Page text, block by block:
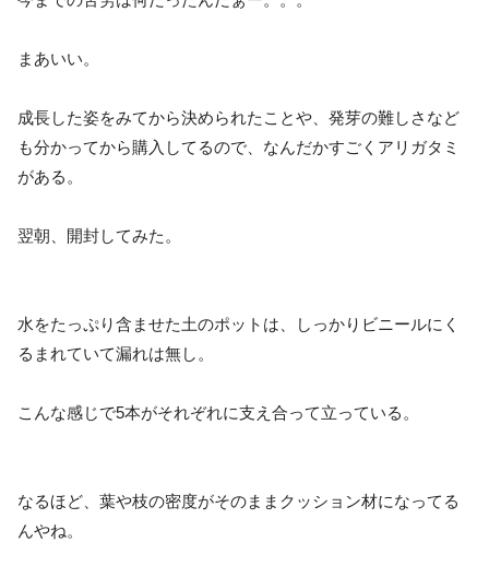
まあいい。
成長した姿をみてから決められたことや、発芽の難しさなど
も分かってから購入してるので、なんだかすごくアリガタミ
がある。
翌朝、開封してみた。
水をたっぷり含ませた土のポットは、しっかりビニールにく
るまれていて漏れは無し。
こんな感じで5本がそれぞれに支え合って立っている。
なるほど、葉や枝の密度がそのままクッション材になってる
んやね。